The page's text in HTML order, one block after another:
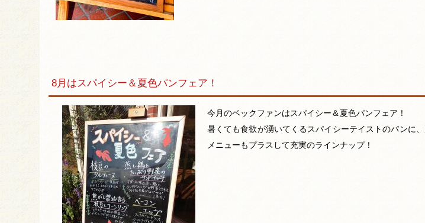
8月はスパイシー＆夏色パンフェア！
今月のベックファンはスパイシー＆夏色パンフェア！
暑くても食欲が湧いてくるスパイシーテイストのパンに
メニューもプラスして充実のラインナップ！